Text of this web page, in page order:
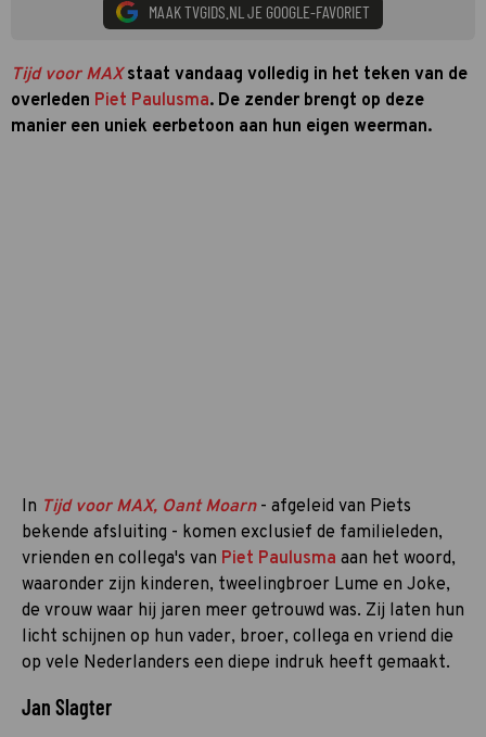
MAAK TVGIDS.NL JE GOOGLE-FAVORIET
Tijd voor MAXstaat vandaag volledig in het teken van de
overleden Piet Paulusma. De zender brengt op deze
manier een uniek eerbetoon aan hun eigen weerman.
In Tijd voor MAX, Oant Moarn- afgeleid van Piets
bekende afsluiting - komen exclusief de familieleden,
vrienden en collega's van Piet Paulusma aan het woord,
waaronder zijn kinderen, tweelingbroer Lume en Joke,
de vrouw waar hij jaren meer getrouwd was. Zij laten hun
licht schijnen op hun vader, broer, collega en vriend die
op vele Nederlanders een diepe indruk heeft gemaakt.
Jan Slagter